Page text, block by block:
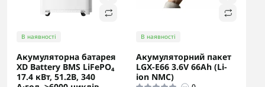
В наявності
Акумуляторна батарея
XD Battery BMS LiFePO₄
17.4 кВт, 51.2В, 340
В наявності
Акумуляторний пакет
LGX-E66 3.6V 66Ah (Li-
ion NMC)